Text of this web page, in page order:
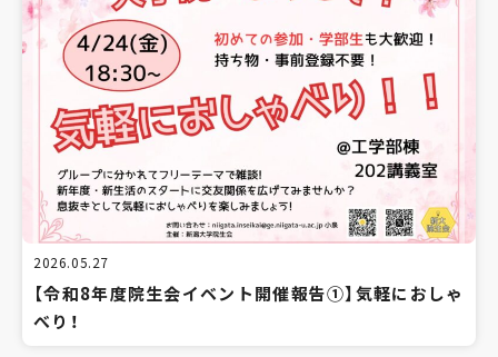
2026.05.27
【令和8年度院生会イベント開催報告①】気軽におしゃ
べり！